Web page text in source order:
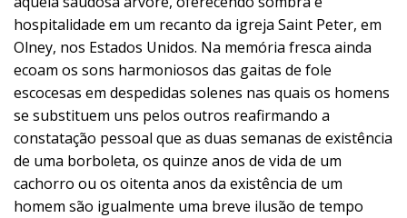
hospitalidade em um recanto da igreja Saint Peter, em
Olney, nos Estados Unidos. Na memória fresca ainda
ecoam os sons harmoniosos das gaitas de fole
escocesas em despedidas solenes nas quais os homens
se substituem uns pelos outros reafirmando a
constatação pessoal que as duas semanas de existência
de uma borboleta, os quinze anos de vida de um
cachorro ou os oitenta anos da existência de um
homem são igualmente uma breve ilusão de tempo